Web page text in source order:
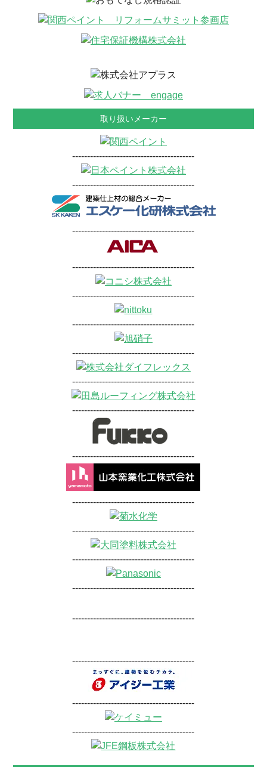
取り扱いメーカー
-----------------------------------------
-----------------------------------------
-----------------------------------------
-----------------------------------------
-----------------------------------------
-----------------------------------------
-----------------------------------------
-----------------------------------------
-----------------------------------------
-----------------------------------------
-----------------------------------------
-----------------------------------------
-----------------------------------------
-----------------------------------------
-----------------------------------------
-----------------------------------------
-----------------------------------------
-----------------------------------------